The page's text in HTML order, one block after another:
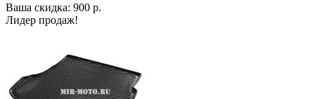
Ваша скидка: 900 р.
Лидер продаж!